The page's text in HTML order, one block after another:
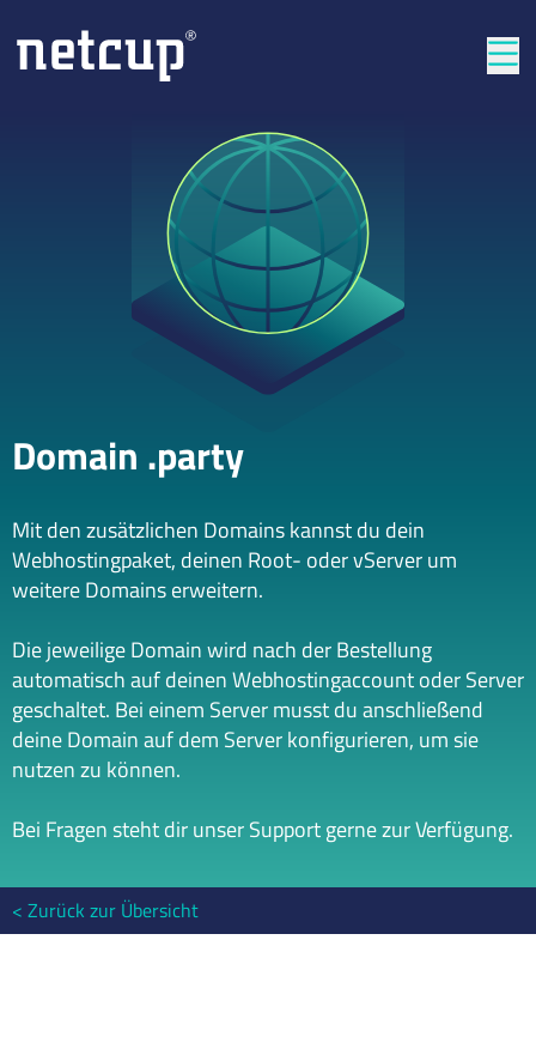
Domain .party
Mit den zusätzlichen Domains kannst du dein
Webhostingpaket, deinen Root- oder vServer um
weitere Domains erweitern.
Die jeweilige Domain wird nach der Bestellung
automatisch auf deinen Webhostingaccount oder Server
geschaltet. Bei einem Server musst du anschließend
deine Domain auf dem Server konfigurieren, um sie
nutzen zu können.
Bei Fragen steht dir unser Support gerne zur Verfügung.
Zurück zur Übersicht